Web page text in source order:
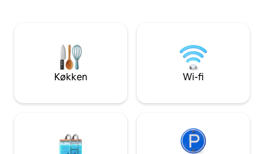
afslapning og mindeværdige øjeblikke.
Lufthavn - 12 km Kongrescenter – 10 km
privatliv fordelt
nødstrøm
Køkken Wi-fi